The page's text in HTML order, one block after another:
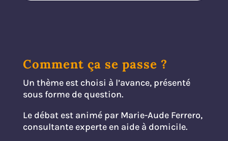
Comment ça se passe ?
Un thème est choisi à l’avance, présenté
sous forme de question.
Le débat est animé par Marie-Aude Ferrero,
consultante experte en aide à domicile.